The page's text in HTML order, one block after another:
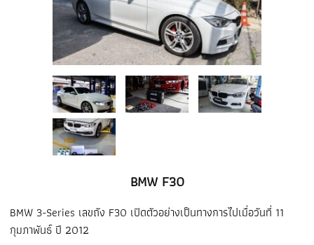
BMW F30
BMW 3-Series เลขถัง F30 เปิดตัวอย่างเป็นทางการไปเมื่อวันที่ 11
กุมภาพันธ์ ปี 2012